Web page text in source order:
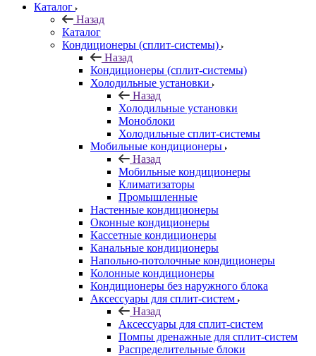
Каталог
Назад
Каталог
Кондиционеры (сплит-системы)
Назад
Кондиционеры (сплит-системы)
Холодильные установки
Назад
Холодильные установки
Моноблоки
Холодильные сплит-системы
Мобильные кондиционеры
Назад
Мобильные кондиционеры
Климатизаторы
Промышленные
Настенные кондиционеры
Оконные кондиционеры
Кассетные кондиционеры
Канальные кондиционеры
Напольно-потолочные кондиционеры
Колонные кондиционеры
Кондиционеры без наружного блока
Аксессуары для сплит-систем
Назад
Аксессуары для сплит-систем
Помпы дренажные для сплит-систем
Распределительные блоки